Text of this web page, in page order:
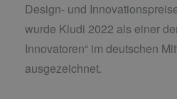
Design- und
wurde Kludi 2022 als einer
Innovatoren“ im deutschen
ausgezeichnet.